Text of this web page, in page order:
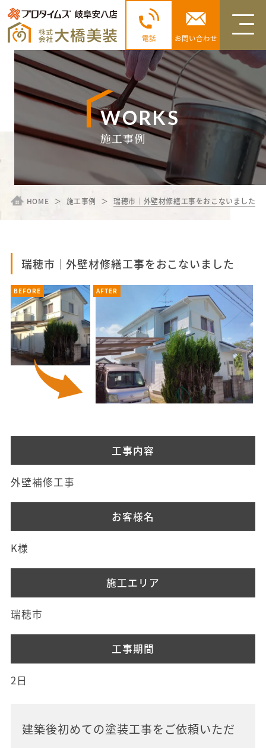
電話 お問い合わせ
WORKS
施工事例
HOME 施工事例 瑞穂市｜外壁材修繕工事をおこないました
瑞穂市｜外壁材修繕工事をおこないました
BEFORE AFTER
工事内容
外壁補修工事
お客様名
K様
施工エリア
瑞穂市
工事期間
2日
建築後初めての塗装工事をご依頼いただ